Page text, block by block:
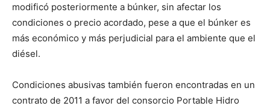
modificó posteriormente a búnker, sin afectar los
condiciones o precio acordado, pese a que el búnker es
más económico y más perjudicial para el ambiente que el
diésel.
Condiciones abusivas también fueron encontradas en un
contrato de 2011 a favor del consorcio Portable Hidro